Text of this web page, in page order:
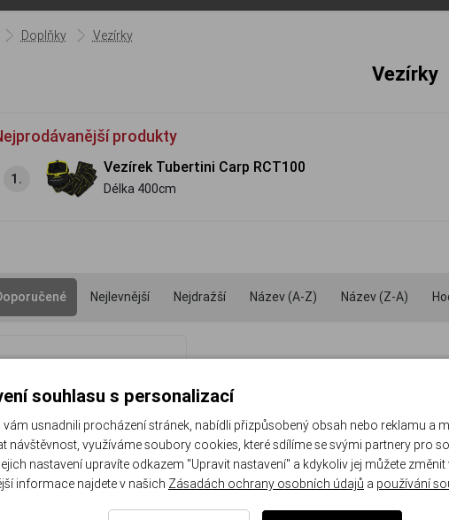
Doplňky Vezírky
Vezírky
produkty
1.
Vezírek Tubertini Carp RCT100
Délka 400cm
Nejlevnější Nejdražší Název (A-Z) Název (Z-A)
souhlasu s personalizací
usnadnili procházení stránek, nabídli přizpůsobený obsah nebo reklamu a
návštěvnost, využíváme soubory cookies, které sdílíme se svými partnery pro
nastavení upravíte odkazem "Upravit nastavení" a kdykoliv jej můžete
informace najdete v našich Zásadách ochrany osobních údajů a používání